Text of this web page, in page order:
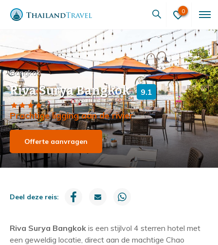
0
Bangkok
Riva Surya Bangkok 9.1
Prachtige ligging aan de rivier
Offerte aanvragen
Deel deze reis:
Riva Surya Bangkok is een stijlvol 4 sterren hotel met
een geweldig locatie, direct aan de machtige Chao